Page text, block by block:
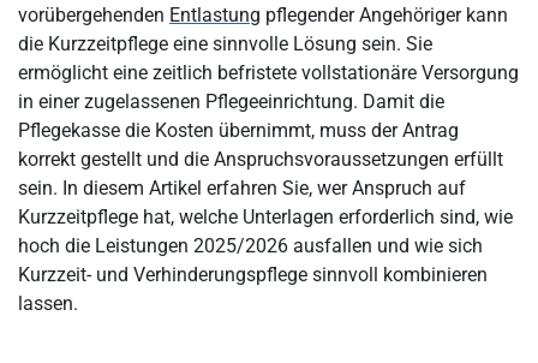
Welche Entlastung bietet die Kurzzeitpflege in akuten
Pflegesituationen?
Wie kann man Kurzzeitpflege ohne Pflegegrad (Pflegestufe)
beantragen?
So beantragen Sie Kurzzeitpflege ohne Fehler und Zeitverlust
Checkliste – Diese Unterlagen sollten Sie für die Kurzzeitpflege
bereithalten
Kurzzeitpflege: Zuschuss, Eigenanteil und neue Regelungen seit
vorübergehenden Entlastung pflegender Angehöriger kann
die Kurzzeitpflege eine sinnvolle Lösung sein. Sie
ermöglicht eine zeitlich befristete vollstationäre Versorgung
in einer zugelassenen Pflegeeinrichtung. Damit die
Pflegekasse die Kosten übernimmt, muss der Antrag
korrekt gestellt und die Anspruchsvoraussetzungen erfüllt
sein. In diesem Artikel erfahren Sie, wer Anspruch auf
Kurzzeitpflege hat, welche Unterlagen erforderlich sind, wie
hoch die Leistungen 2025/2026 ausfallen und wie sich
Kurzzeit- und Verhinderungspflege sinnvoll kombinieren
lassen.